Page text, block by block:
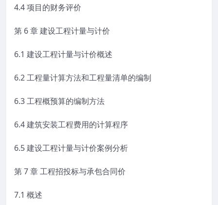
4.4 项目的财务评价
第 6 章 建设工程计量与计价
6.1 建设工程计量与计价概述
6.2 工程量计算方法和工程量清单的编制
6.3 工程概预算的编制方法
6.4 建筑安装工程费用的计算程序
6.5 建设工程计量与计价案例分析
第 7 章 工程招投标与承包合同价
7.1 概述